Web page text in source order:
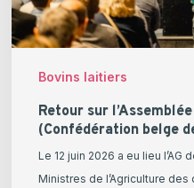
Bovins laitiers
de
l’Industrie
Retour sur
(Confédération belge
Le 12 juin 2026 a eu lieu l’AG
Ministres de l’Agriculture